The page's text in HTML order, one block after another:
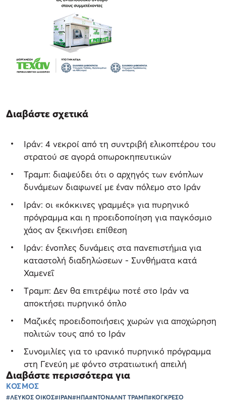
Διαβάστε σχετικά
Ιράν: 4 νεκροί από τη συντριβή ελικοπτέρου του
στρατού σε αγορά οπωροκηπευτικών
Τραμπ: διαψεύδει ότι ο αρχηγός των ενόπλων
δυνάμεων διαφωνεί με έναν πόλεμο στο Ιράν
Ιράν: οι «κόκκινες γραμμές» για πυρηνικό
πρόγραμμα και η προειδοποίηση για παγκόσμιο
χάος αν ξεκινήσει επίθεση
Ιράν: ένοπλες δυνάμεις στα πανεπιστήμια για
καταστολή διαδηλώσεων - Συνθήματα κατά
Χαμενεΐ
Tραμπ: Δεν θα επιτρέψω ποτέ στο Ιράν να
αποκτήσει πυρηνικό όπλο
Μαζικές προειδοποιήσεις χωρών για αποχώρηση
πολιτών τους από το Ιράν
Συνομιλίες για το ιρανικό πυρηνικό πρόγραμμα
στη Γενεύη με φόντο στρατιωτική απειλή
Διαβάστε περισσότερα για
ΚΟΣΜΟΣ
#ΛΕΥΚΟΣ ΟΙΚΟΣ#ΙΡΑΝ#ΗΠΑ#ΝΤΟΝΑΛΝΤ ΤΡΑΜΠ#ΚΟΓΚΡΕΣΟ